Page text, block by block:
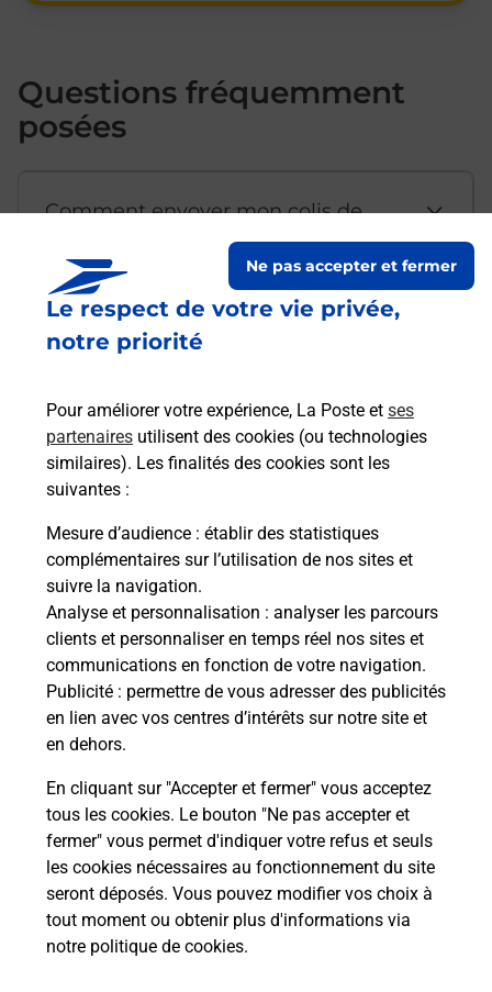
Le respect de votre vie privée,
notre priorité
Pour améliorer votre expérience, La Poste et ses
partenaires utilisent des cookies (ou technologies
similaires). Les finalités des cookies sont les
suivantes :
Mesure d’audience : établir des statistiques
complémentaires sur l’utilisation de nos sites et
suivre la navigation.
Analyse et personnalisation : analyser les parcours
clients et personnaliser en temps réel nos sites et
communications en fonction de votre navigation.
Publicité : permettre de vous adresser des publicités
en lien avec vos centres d’intérêts sur notre site et
en dehors.
En cliquant sur "Accepter et fermer" vous acceptez
tous les cookies. Le bouton "Ne pas accepter et
fermer" vous permet d'indiquer votre refus et seuls
les cookies nécessaires au fonctionnement du site
seront déposés. Vous pouvez modifier vos choix à
tout moment ou obtenir plus d'informations via
notre politique de cookies.
Ne pas accepter et fermer
Questions fréquemment
posées
Comment envoyer mon colis de
Est-il possible d’acheter un
emballage directement depuis un
Comment demander une
modification de livraison ?
Comment La Poste participe-t-elle
à votre sécurité au quotidien ?
Puis-je passer mon code de la route
avec La Poste et sous quelles
conditions ?
Localiser Liste Haut-Rhin